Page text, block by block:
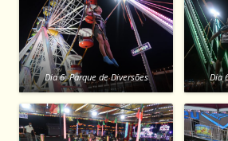
Dia 6: Parque de Diversões Dia